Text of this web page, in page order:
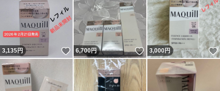
3,135円 いいね！
6,700円 いいね！
3,000円